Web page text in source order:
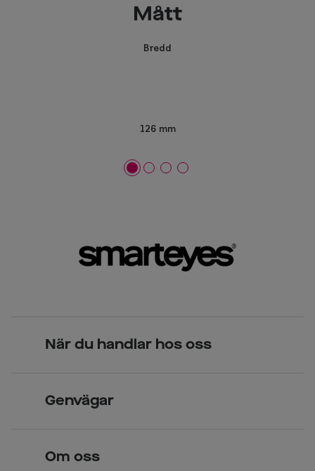
Mått
Bredd
126 mm
När du handlar hos oss
Över 70 butiker
Genvägar
Om oss